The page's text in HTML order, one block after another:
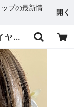
ップの最新情
開く
すずらんとオーキッドのイヤリング&ヘアパーツセット | mil petalos